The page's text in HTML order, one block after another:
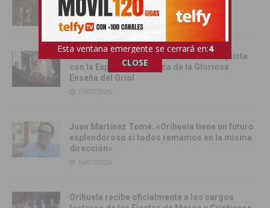
Virgen del Carmen
Orihuela inicia sus Fiestas de la Reconquista
con la Exposición Pública de la Gloriosa
Enseña del Oriol
17/07/2026
Juan Martínez Tomé: «Orihuela tiene un futuro
esplendoroso si todos remamos en la misma
dirección»
16/07/2026
Orihuela recibe oficialmente a los cargos
Esta ventana emergente se cerrará en:3
CLOSE